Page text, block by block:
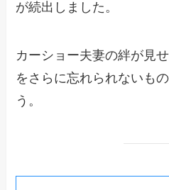
が続出しました。
カーショー夫妻の絆が見
をさらに忘れられないも
う。